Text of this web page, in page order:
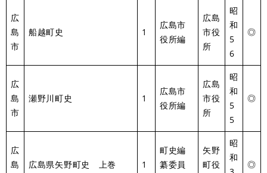
広
島
市
船越町史 1
広島市
役所編
広島
市役
所
昭
和
5
6
◎
広
島
市
瀬野川町史 1
広島市
役所編
広島
市役
所
昭
和
5
5
◎
広
島
広島県矢野町史 上巻 1
町史編
纂委員
矢野
町役
昭
和
◎